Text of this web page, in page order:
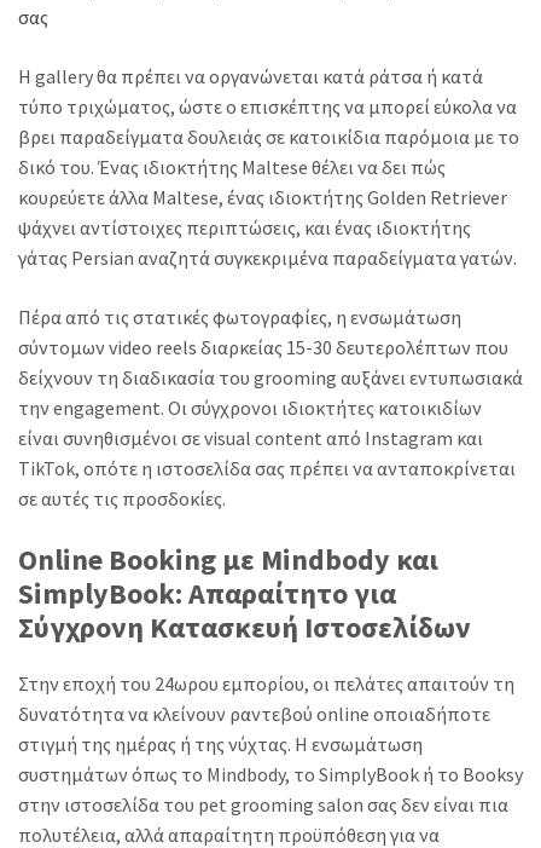
σας
Η gallery θα πρέπει να οργανώνεται κατά ράτσα ή κατά
τύπο τριχώματος, ώστε ο επισκέπτης να μπορεί εύκολα να
βρει παραδείγματα δουλειάς σε κατοικίδια παρόμοια με το
δικό του. Ένας ιδιοκτήτης Maltese θέλει να δει πώς
κουρεύετε άλλα Maltese, ένας ιδιοκτήτης Golden Retriever
ψάχνει αντίστοιχες περιπτώσεις, και ένας ιδιοκτήτης
γάτας Persian αναζητά συγκεκριμένα παραδείγματα γατών.
Πέρα από τις στατικές φωτογραφίες, η ενσωμάτωση
σύντομων video reels διαρκείας 15-30 δευτερολέπτων που
δείχνουν τη διαδικασία του grooming αυξάνει εντυπωσιακά
την engagement. Οι σύγχρονοι ιδιοκτήτες κατοικιδίων
είναι συνηθισμένοι σε visual content από Instagram και
TikTok, οπότε η ιστοσελίδα σας πρέπει να ανταποκρίνεται
σε αυτές τις προσδοκίες.
Online Booking με Mindbody και
SimplyBook: Απαραίτητο για
Σύγχρονη Κατασκευή Ιστοσελίδων
Στην εποχή του 24ωρου εμπορίου, οι πελάτες απαιτούν τη
δυνατότητα να κλείνουν ραντεβού online οποιαδήποτε
στιγμή της ημέρας ή της νύχτας. Η ενσωμάτωση
συστημάτων όπως το Mindbody, το SimplyBook ή το Booksy
στην ιστοσελίδα του pet grooming salon σας δεν είναι πια
πολυτέλεια, αλλά απαραίτητη προϋπόθεση για να